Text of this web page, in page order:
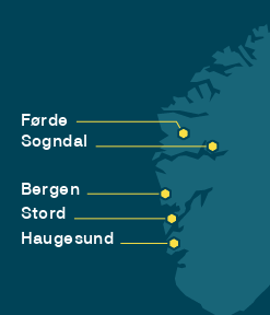
Førde
Sogndal
Bergen
Stord
Haugesund